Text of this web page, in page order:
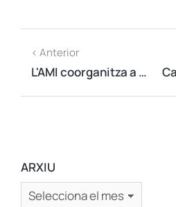
< Anterior
L'AMI coorganitza a Tarragona un acte unitari d'afirmació nacional
ARXIU